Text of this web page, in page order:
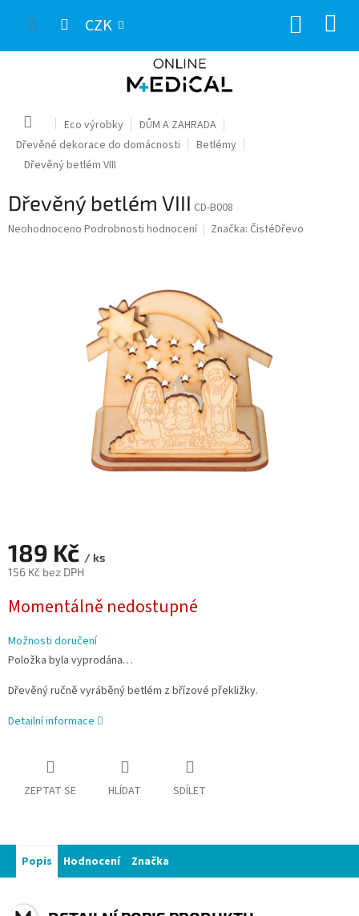
CZK
Domů Eco výrobky
DŮM A ZAHRADA
Dřevěné dekorace do domácnosti
Betlémy
Dřevěný betlém VIII
Dřevěný betlém VIII CD-B008
Průměrné
Neohodnoceno Podrobnosti hodnocení Značka: ČistéDřevo
189 Kč / ks
156 Kč bez DPH
cena:
Momentálně nedostupné
Možnosti doručení
Položka byla vyprodána…
Dřevěný ručně vyráběný betlém z břízové překližky.
Detailní informace
ZEPTAT SE HLÍDAT SDÍLET
Popis Hodnocení Značka